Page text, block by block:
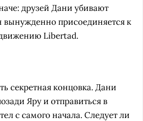
друзей Дани убивают
вынужденно присоединяется к
Libertad.
секретная концовка. Дани
Яру и отправиться в
с самого начала. Следует ли